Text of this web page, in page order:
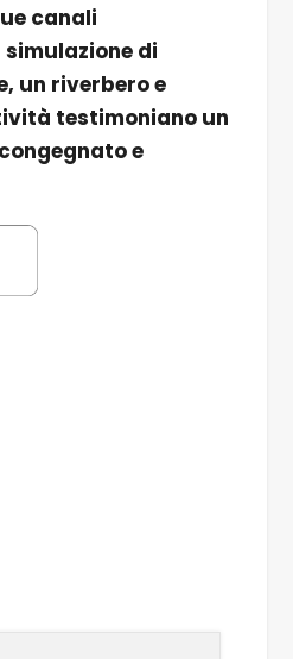
canali
di
un riverbero e
testimoniano un
e